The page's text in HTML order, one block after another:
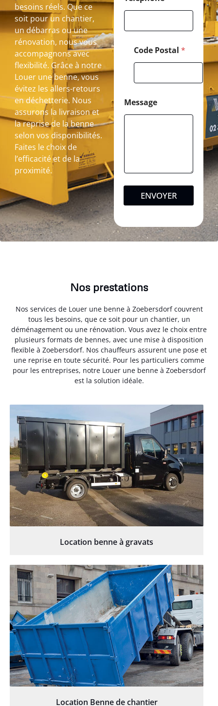
besoins réels. Que ce
soit pour un chantier,
un débarras ou une
rénovation, nous vous
accompagnons avec
flexibilité. Grâce à notre
Louer une benne, vous
évitez les allers-retours
en déchetterie. Nous
assurons la livraison et
la reprise de la benne
selon vos disponibilités.
Faites le choix de
l’efficacité et de la
proximité.
Code Postal *
Message
ENVOYER
Nos prestations
Nos services de Louer une benne à Zoebersdorf couvrent
tous les besoins, que ce soit pour un chantier, un
déménagement ou une rénovation. Vous avez le choix entre
plusieurs formats de bennes, avec une mise à disposition
flexible à Zoebersdorf. Nos chauffeurs assurent une pose et
une reprise en toute sécurité. Pour les particuliers comme
pour les entreprises, notre Louer une benne à Zoebersdorf
est la solution idéale.
Location benne à gravats
Location Benne de chantier